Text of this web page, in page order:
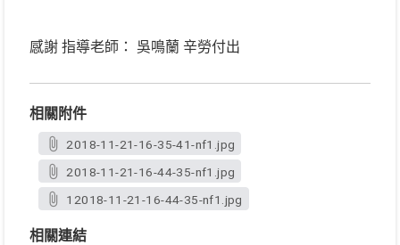
感謝 指導老師： 吳鳴蘭 辛勞付出
相關附件
2018-11-21-16-35-41-nf1.jpg
2018-11-21-16-44-35-nf1.jpg
12018-11-21-16-44-35-nf1.jpg
相關連結